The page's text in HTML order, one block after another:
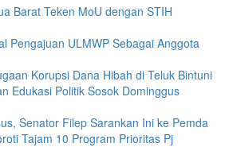
Barat Teken MoU dengan STIH
Pengajuan ULMWP Sebagai Anggota
Korupsi Dana Hibah di Teluk Bintuni
Edukasi Politik Sosok Dominggus
Senator Filep Sarankan Ini ke Pemda
Tajam 10 Program Prioritas Pj